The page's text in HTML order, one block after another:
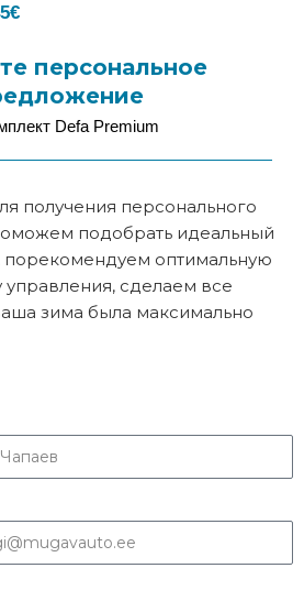
персональное
Defa Premium
получения персонального
подобрать идеальный
порекомендуем оптимальную
сделаем все
зима была максимально